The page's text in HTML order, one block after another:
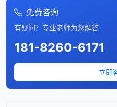
免费咨询
有疑问？专业老师为您解答
181-8260-6171
立即